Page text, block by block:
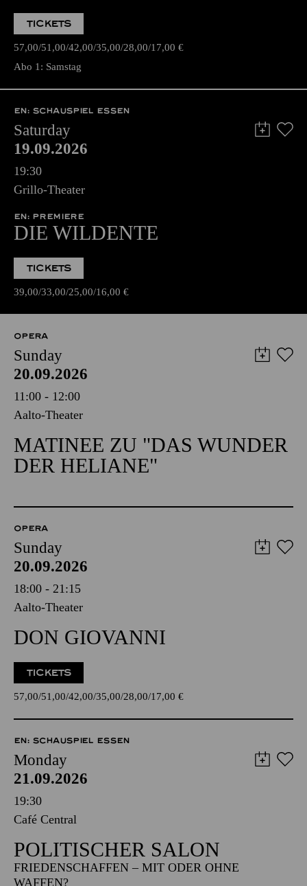
TICKETS
57,00 51,00 42,00 35,00 28,00 17,00 €
Abo 1: Samstag
EN: SCHAUSPIEL ESSEN
Saturday
19.09.2026
19:30
Grillo-Theater
EN: PREMIERE
DIE WILDENTE
TICKETS
39,00 33,00 25,00 16,00 €
OPERA
Sunday
20.09.2026
11:00 - 12:00
Aalto-Theater
MATINEE ZU "DAS WUNDER
DER HELIANE"
OPERA
Sunday
20.09.2026
18:00 - 21:15
Aalto-Theater
DON GIOVANNI
TICKETS
57,00 51,00 42,00 35,00 28,00 17,00 €
EN: SCHAUSPIEL ESSEN
Monday
21.09.2026
19:30
Café Central
POLITISCHER SALON
FRIEDENSCHAFFEN – MIT ODER OHNE
WAFFEN?